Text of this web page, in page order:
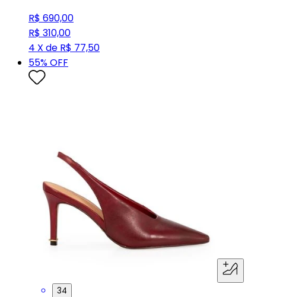
R$ 690,00
R$ 310,00
4 X de R$ 77,50
55% OFF
34